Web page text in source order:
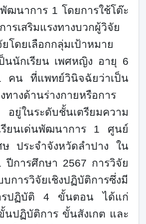
พัฒนาการ 1 โดยการใช้โต๊ะ
รเสริมแรงทางบวกผู้วิจัย
โดยเลือกกลุ่มเป้าหมาย
นนักเรียน เพศหญิง อายุ 6
คน ที่แพทย์วินิจฉัยว่าเป็น
างด้านร่างกายหรือการ
ยู่ในระดับชั้นเตรียมความ
รียนเด่นพัฒนาการ 1 ศูนย์
ษ ประจำจังหวัดลำปาง ใน
ปีการศึกษา 2567 การวิจัย
การวิจัยเชิงปฏิบัติการซึ่งมี
รปฏิบัติ 4 ขั้นตอน ได้แก่
นปฏิบัติการ ขั้นสังเกต และ